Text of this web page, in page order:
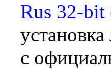
Rus 32-bit
с